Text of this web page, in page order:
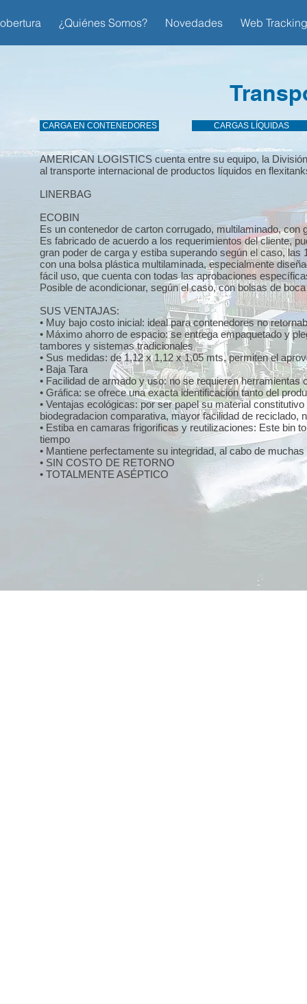
¿Quiénes Somos? Novedades Web Tracking
AMERICAN LOGISTICS cuenta entre su equipo, la
al transporte internacional de productos líquidos en
LINERBAG
ECOBIN
Es un contenedor de carton corrugado, multilaminado,
Es fabricado de acuerdo a los requerimientos del cliente,
gran poder de carga y estiba superando según el caso,
con una bolsa plástica multilaminada, especialmente
fácil uso, que cuenta con todas las aprobaciones
Posible de acondicionar, según el caso, con bolsas de
SUS VENTAJAS:
• Muy bajo costo inicial: ideal para contenedores no
• Máximo ahorro de espacio: se entrega empaquetado y
tambores y sistemas tradicionales
• Sus medidas: de 1,12 x 1,12 x 1,05 mts, permiten el
• Baja Tara
• Facilidad de armado y uso: no se requieren
• Gráfica: se ofrece una exacta identificación tanto del
• Ventajas ecológicas: por ser papel su material
biodegradacion comparativa, mayor facilidad de
• Estiba en camaras frigorificas y reutilizaciones: Este bin
tiempo
• Mantiene perfectamente su integridad, al cabo de
• SIN COSTO DE RETORNO
• TOTALMENTE ASÉPTICO
CARGA EN CONTENEDORES CARGAS LÍQUIDAS